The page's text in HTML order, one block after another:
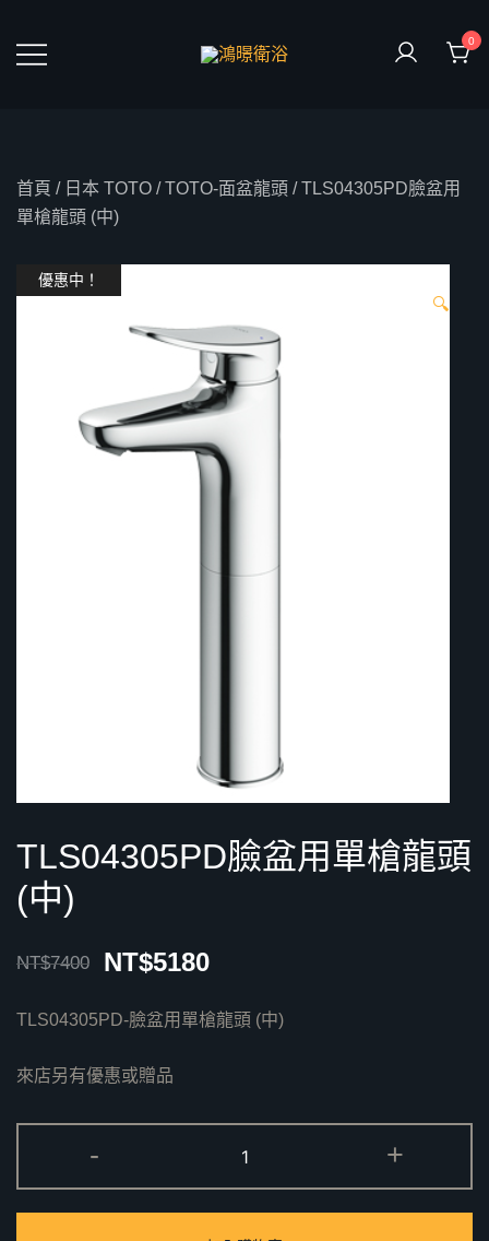
content
0
首頁 / 日本 TOTO /TOTO-面盆龍頭 / TLS04305PD臉盆用
單槍龍頭 (中)
優惠中！
🔍
TLS04305PD臉盆用單槍龍頭
(中)
NT$7400 NT$5180
TLS04305PD-臉盆用單槍龍頭 (中)
來店另有優惠或贈品
-
臉
盆
+